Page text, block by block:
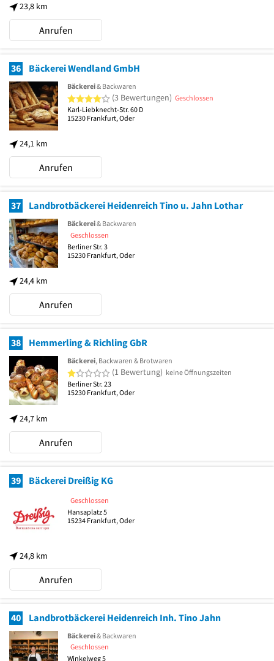
23,8 km
Anrufen
36 Bäckerei Wendland GmbH
24,1 km
Bäckerei& Backwaren
4 von 5 Sternen
(3 Bewertungen) Geschlossen
Karl-Liebknecht-Str. 60 D
15230 Frankfurt, Oder
Anrufen
37 Landbrotbäckerei Heidenreich Tino u. Jahn Lothar
24,4 km
Bäckerei& Backwaren
Geschlossen
Berliner Str. 3
15230 Frankfurt, Oder
Anrufen
38 Hemmerling & Richling GbR
24,7 km
Bäckerei, Backwaren & Brotwaren
1 von 5 Sternen
(1 Bewertung) keine Öffnungszeiten
Berliner Str. 23
15230 Frankfurt, Oder
Anrufen
39 Bäckerei Dreißig KG
24,8 km
Geschlossen
Hansaplatz 5
15234 Frankfurt, Oder
Anrufen
40 Landbrotbäckerei Heidenreich Inh. Tino Jahn
Bäckerei& Backwaren
Geschlossen
Winkelweg 5